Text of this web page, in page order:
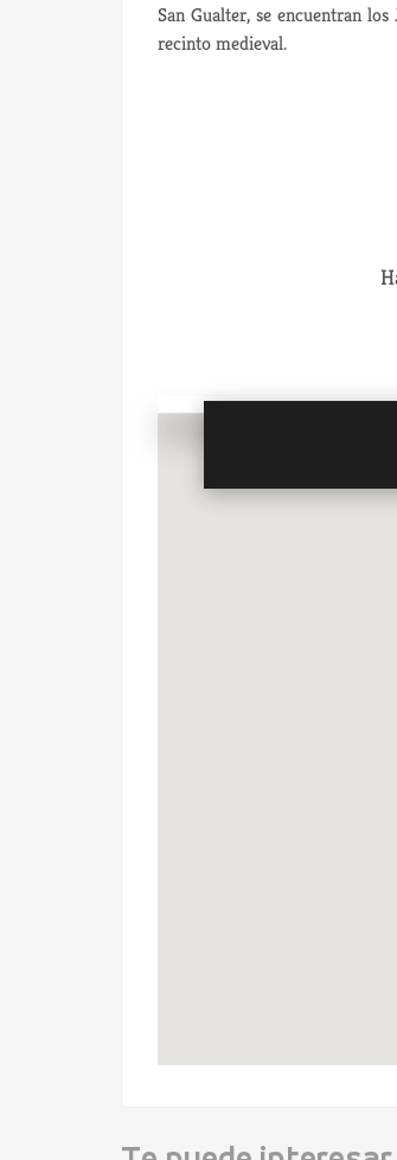
San Gualter, se encuentran
recinto medieval.